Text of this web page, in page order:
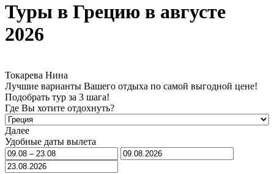
Туры в Грецию в августе
2026
Токарева Нина
Лучшие варианты Вашего отдыха по самой выгодной цене!
Подобрать тур за 3 шага!
Где Вы хотите отдохнуть?
Далее
Удобные даты вылета